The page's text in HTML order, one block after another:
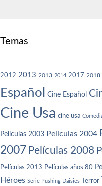
Temas
2012 2013 2013 2014 2017 2018
Español Cine Español
Cine Usa cine usa
Películas 2003 Películas 2004
2007 Películas 2008
Películas 2013 Películas años 80
Héroes Serie Pushing Daisies Terror